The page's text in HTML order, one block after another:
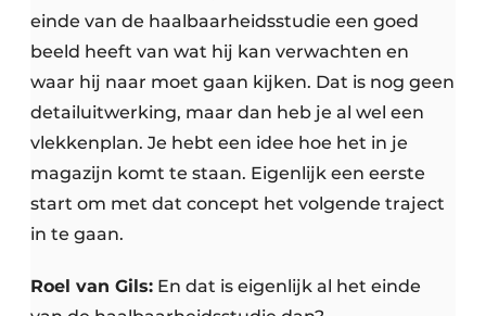
einde van de haalbaarheidsstudie een goed
beeld heeft van wat hij kan verwachten en
waar hij naar moet gaan kijken. Dat is nog geen
detailuitwerking, maar dan heb je al wel een
vlekkenplan. Je hebt een idee hoe het in je
magazijn komt te staan. Eigenlijk een eerste
start om met dat concept het volgende traject
in te gaan.
Roel van Gils: En dat is eigenlijk al het einde